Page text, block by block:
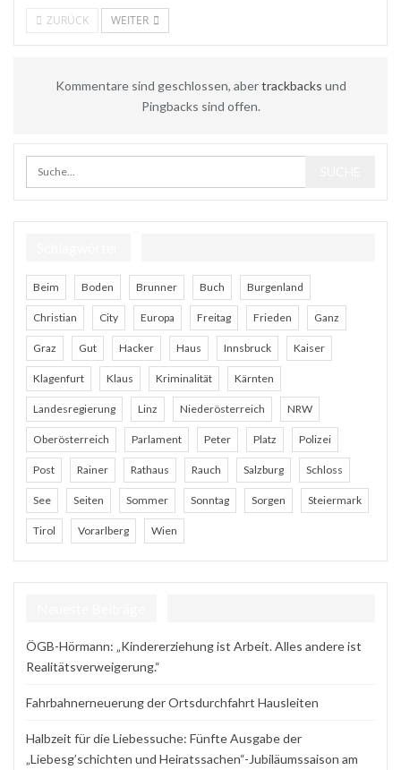
ZURÜCK WEITER
Kommentare sind geschlossen, abertrackbacks und
Pingbacks sind offen.
Beim Boden Brunner Buch Burgenland
Christian City Europa Freitag Frieden Ganz
Graz Gut Hacker Haus Innsbruck Kaiser
Klagenfurt Klaus Kriminalität Kärnten
Landesregierung Linz Niederösterreich NRW
Oberösterreich Parlament Peter Platz Polizei
Post Rainer Rathaus Rauch Salzburg Schloss
See Seiten Sommer Sonntag Sorgen Steiermark
Tirol Vorarlberg Wien
ÖGB-Hörmann: „Kindererziehung ist Arbeit. Alles andere ist
Realitätsverweigerung.“
Fahrbahnerneuerung der Ortsdurchfahrt Hausleiten
Halbzeit für die Liebessuche: Fünfte Ausgabe der
„Liebesg’schichten und Heiratssachen“-Jubiläumssaison am